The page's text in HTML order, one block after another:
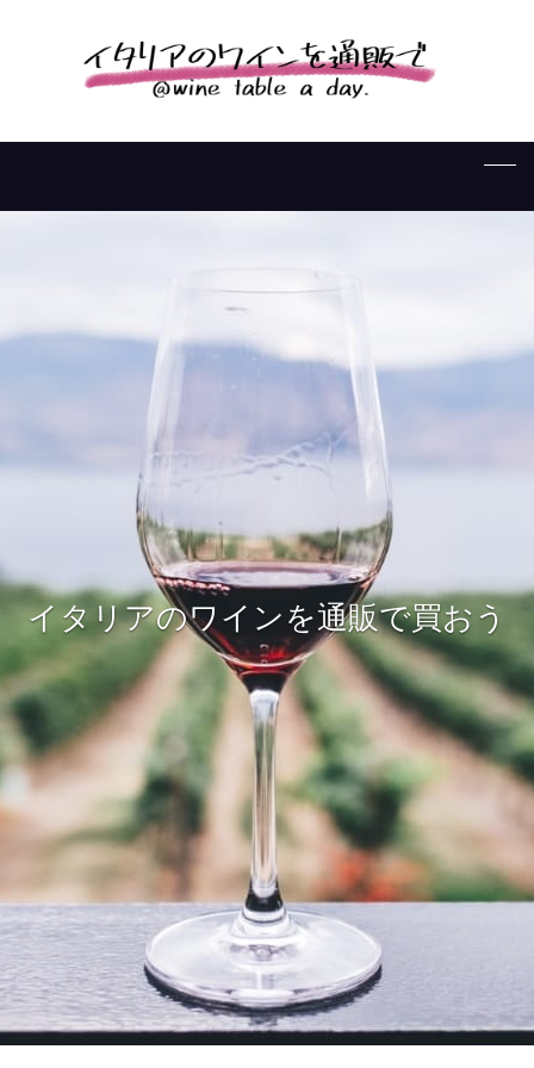
イタリアのワインを通販で買おう